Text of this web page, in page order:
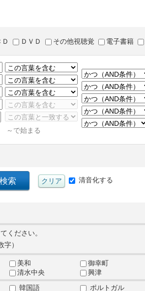
Ｄ ＤＶＤ その他視聴覚 電子書籍
～で始まる
清音化する
ください。
）
美和 御幸町
清水中央 興津
韓国語 ポルトガル